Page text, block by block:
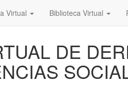
Virtual Biblioteca Virtual
DE